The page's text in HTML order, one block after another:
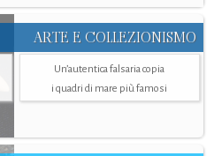
ARTE E COLLEZIONISMO
Un’autentica falsaria copia
i quadri di mare più famosi